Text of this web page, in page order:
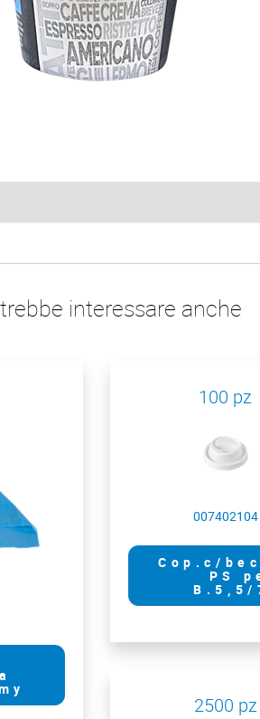
interessare anche
100 pz
007402104
Cop.c/
PS
B.5,5/
2500 pz